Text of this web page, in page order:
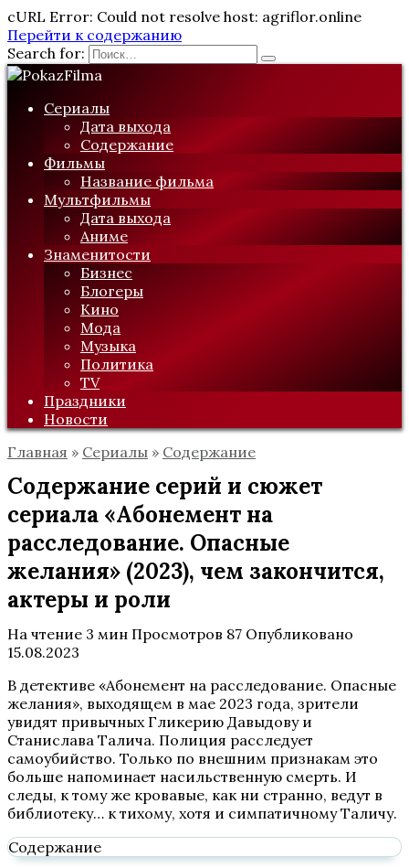
cURL Error: Could not resolve host: agriflor.online
Перейти к содержанию
Search for:
Сериалы
Дата выхода
Содержание
Фильмы
Название фильма
Мультфильмы
Дата выхода
Аниме
Знаменитости
Бизнес
Блогеры
Кино
Мода
Музыка
Политика
TV
Праздники
Новости
Главная » Сериалы » Содержание
Содержание серий и сюжет
сериала «Абонемент на
расследование. Опасные
желания» (2023), чем закончится,
актеры и роли
На чтение 3 мин Просмотров 87 Опубликовано
15.08.2023
В детективе «Абонемент на расследование. Опасные
желания», выходящем в мае 2023 года, зрители
увидят привычных Гликерию Давыдову и
Станислава Талича. Полиция расследует
самоубийство. Только по внешним признакам это
больше напоминает насильственную смерть. И
следы, к тому же кровавые, как ни странно, ведут в
библиотеку… к тихому, хотя и симпатичному Таличу.
Содержание